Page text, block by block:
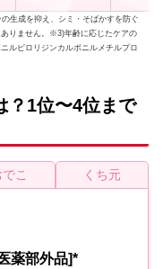
生成を抑え、シミ・そばかすを防ぐ
りません。※3)年齢に応じたケアの
ルピロリジンカルボニルメチルプロ
？1位〜4位まで
こ くち元
薬部外品]*